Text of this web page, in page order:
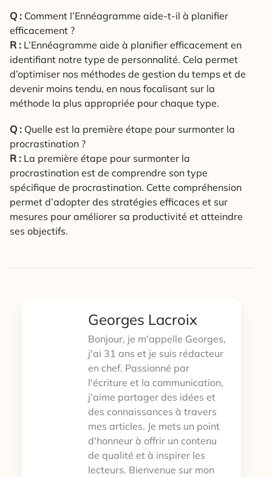
Q : Comment l’Ennéagramme aide-t-il à planifier
efficacement ?
R : L’Ennéagramme aide à planifier efficacement en
identifiant notre type de personnalité. Cela permet
d’optimiser nos méthodes de gestion du temps et de
devenir moins tendu, en nous focalisant sur la
méthode la plus appropriée pour chaque type.
Q : Quelle est la première étape pour surmonter la
procrastination ?
R : La première étape pour surmonter la
procrastination est de comprendre son type
spécifique de procrastination. Cette compréhension
permet d’adopter des stratégies efficaces et sur
mesures pour améliorer sa productivité et atteindre
ses objectifs.
Georges Lacroix
Bonjour, je m'appelle Georges,
j'ai 31 ans et je suis rédacteur
en chef. Passionné par
l'écriture et la communication,
j'aime partager des idées et
des connaissances à travers
mes articles. Je mets un point
d'honneur à offrir un contenu
de qualité et à inspirer les
lecteurs. Bienvenue sur mon